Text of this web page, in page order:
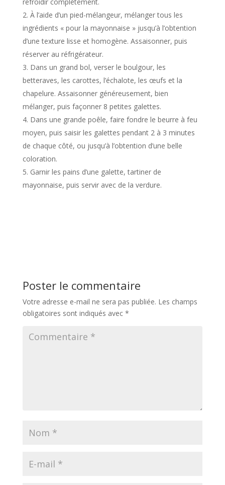
À l’aide d’un pied-mélangeur, mélanger tous les
ingrédients « pour la mayonnaise » jusqu’à l’obtention
d’une texture lisse et homogène. Assaisonner, puis
réserver au réfrigérateur.
Dans un grand bol, verser le boulgour, les
betteraves, les carottes, l’échalote, les œufs et la
chapelure. Assaisonner généreusement, bien
mélanger, puis façonner 8 petites galettes.
Dans une grande poêle, faire fondre le beurre à feu
moyen, puis saisir les galettes pendant 2 à 3 minutes
de chaque côté, ou jusqu’à l’obtention d’une belle
coloration.
Garnir les pains d’une galette, tartiner de
mayonnaise, puis servir avec de la verdure.
Poster le commentaire
Votre adresse e-mail ne sera pas publiée. Les champs
obligatoires sont indiqués avec *